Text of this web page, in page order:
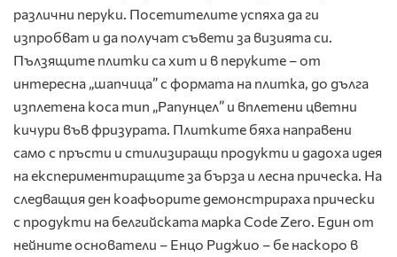
различни перуки. Посетителите успяха да ги
изпробват и да получат съвети за визията си.
Пълзящите плитки са хит и в перуките – от
интересна „шапчица” с формата на плитка, до дълга
изплетена коса тип „Рапунцел” и вплетени цветни
кичури във фризурата. Плитките бяха направени
само с пръсти и стилизиращи продукти и дадоха идея
на експериментиращите за бърза и лесна прическа. На
следващия ден коафьорите демонстрираха прически
с продукти на белгийската марка Code Zero. Един от
нейните основатели – Енцо Риджио – бе наскоро в